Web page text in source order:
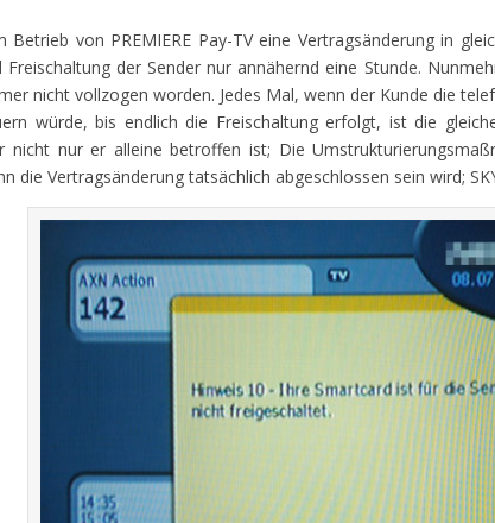
von PREMIERE Pay-TV eine Vertragsänderung in
Freischaltung der Sender nur annähernd eine Stunde.
nicht vollzogen worden. Jedes Mal, wenn der Kunde die
würde, bis endlich die Freischaltung erfolgt, ist die
nicht nur er alleine betroffen ist; Die
die Vertragsänderung tatsächlich abgeschlossen sein wird;